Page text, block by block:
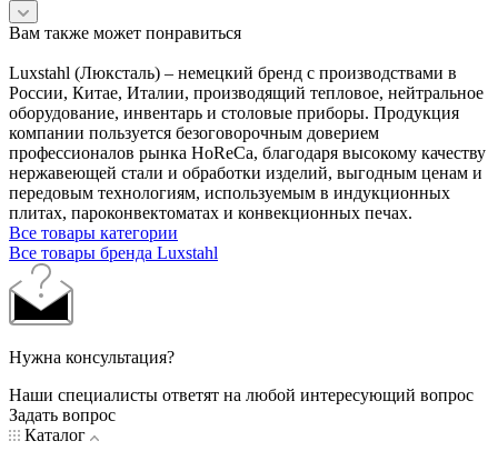
Вам также может понравиться
Luxstahl (Люксталь) – немецкий бренд с производствами в
России, Китае, Италии, производящий тепловое, нейтральное
оборудование, инвентарь и столовые приборы. Продукция
компании пользуется безоговорочным доверием
профессионалов рынка HoReCa, благодаря высокому качеству
нержавеющей стали и обработки изделий, выгодным ценам и
передовым технологиям, используемым в индукционных
плитах, пароконвектоматах и конвекционных печах.
Все товары категории
Все товары бренда Luxstahl
Нужна консультация?
Наши специалисты ответят на любой интересующий вопрос
Задать вопрос
Каталог